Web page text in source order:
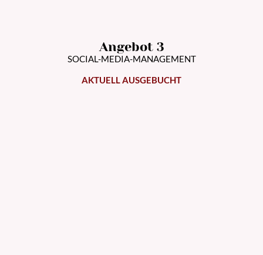
Angebot 3
SOCIAL-MEDIA-MANAGEMENT
AKTUELL AUSGEBUCHT